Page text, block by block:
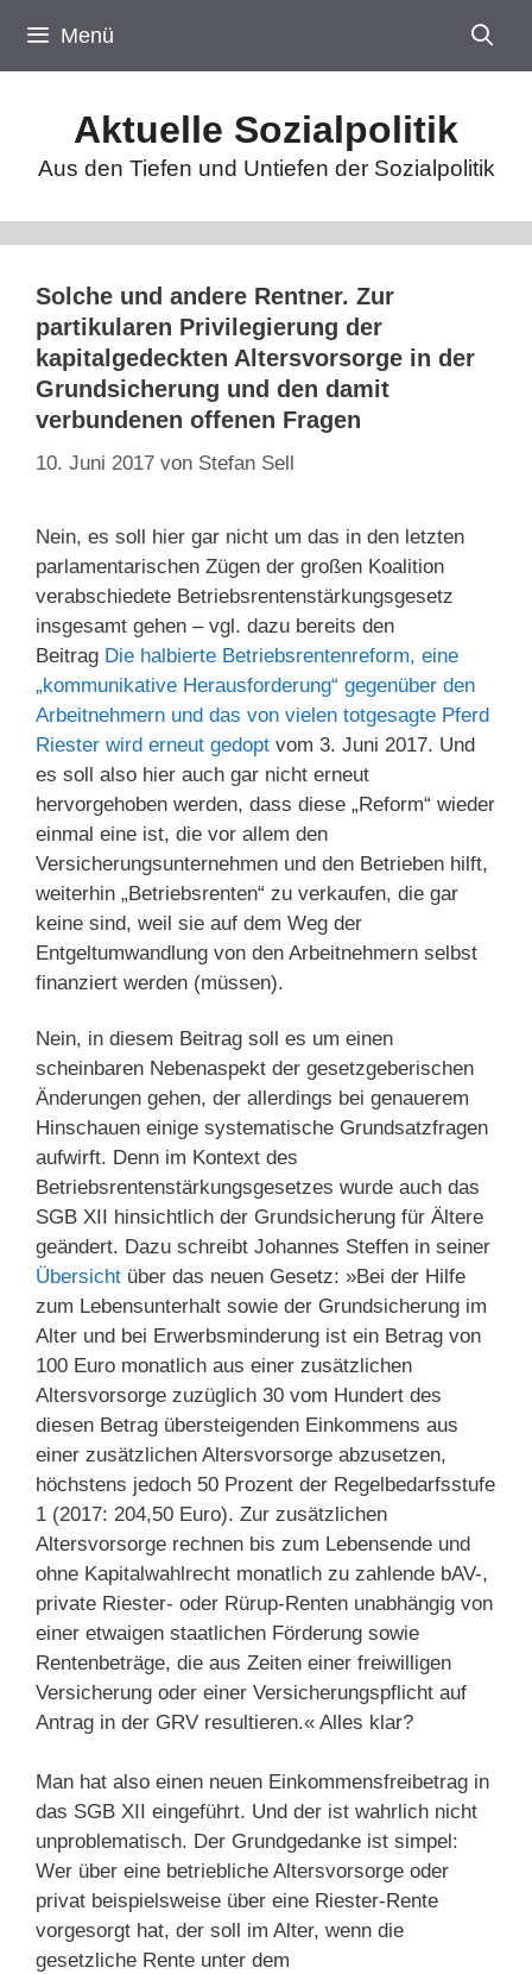
Inhalt
springen
Menü
Aktuelle Sozialpolitik
Aus den Tiefen und Untiefen der Sozialpolitik
Solche und andere Rentner. Zur
partikularen Privilegierung der
kapitalgedeckten Altersvorsorge in der
Grundsicherung und den damit
verbundenen offenen Fragen
10. Juni 2017 von Stefan Sell
Nein, es soll hier gar nicht um das in den letzten
parlamentarischen Zügen der großen Koalition
verabschiedete Betriebsrentenstärkungsgesetz
insgesamt gehen – vgl. dazu bereits den
Beitrag Die halbierte Betriebsrentenreform, eine
„kommunikative Herausforderung“ gegenüber den
Arbeitnehmern und das von vielen totgesagte Pferd
Riester wird erneut gedopt vom 3. Juni 2017. Und
es soll also hier auch gar nicht erneut
hervorgehoben werden, dass diese „Reform“ wieder
einmal eine ist, die vor allem den
Versicherungsunternehmen und den Betrieben hilft,
weiterhin „Betriebsrenten“ zu verkaufen, die gar
keine sind, weil sie auf dem Weg der
Entgeltumwandlung von den Arbeitnehmern selbst
finanziert werden (müssen).
Nein, in diesem Beitrag soll es um einen
scheinbaren Nebenaspekt der gesetzgeberischen
Änderungen gehen, der allerdings bei genauerem
Hinschauen einige systematische Grundsatzfragen
aufwirft. Denn im Kontext des
Betriebsrentenstärkungsgesetzes wurde auch das
SGB XII hinsichtlich der Grundsicherung für Ältere
geändert. Dazu schreibt Johannes Steffen in seiner
Übersicht über das neuen Gesetz: »Bei der Hilfe
zum Lebensunterhalt sowie der Grundsicherung im
Alter und bei Erwerbsminderung ist ein Betrag von
100 Euro monatlich aus einer zusätzlichen
Altersvorsorge zuzüglich 30 vom Hundert des
diesen Betrag übersteigenden Einkommens aus
einer zusätzlichen Altersvorsorge abzusetzen,
höchstens jedoch 50 Prozent der Regelbedarfsstufe
1 (2017: 204,50 Euro). Zur zusätzlichen
Altersvorsorge rechnen bis zum Lebensende und
ohne Kapitalwahlrecht monatlich zu zahlende bAV-,
private Riester- oder Rürup-Renten unabhängig von
einer etwaigen staatlichen Förderung sowie
Rentenbeträge, die aus Zeiten einer freiwilligen
Versicherung oder einer Versicherungspflicht auf
Antrag in der GRV resultieren.« Alles klar?
Man hat also einen neuen Einkommensfreibetrag in
das SGB XII eingeführt. Und der ist wahrlich nicht
unproblematisch. Der Grundgedanke ist simpel:
Wer über eine betriebliche Altersvorsorge oder
privat beispielsweise über eine Riester-Rente
vorgesorgt hat, der soll im Alter, wenn die
gesetzliche Rente unter dem